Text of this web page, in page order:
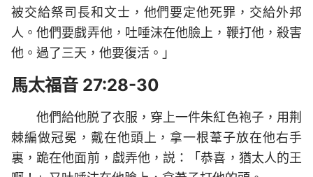
被交給祭司長和文士，他們要定他死罪，交給外邦
人。他們要戲弄他，吐唾沫在他臉上，鞭打他，殺害
他。過了三天，他要復活。」
馬太福音 27:28-30
他們給他脱了衣服，穿上一件朱紅色袍子，用荆
棘編做冠冕，戴在他頭上，拿一根葦子放在他右手
裏，跪在他面前，戲弄他，説：「恭喜，猶太人的王